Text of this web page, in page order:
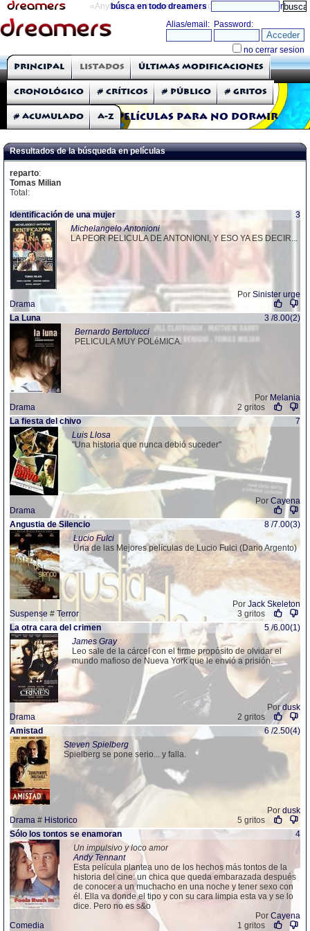
«Anything can happen and it probably will» directorio
búsca en todo dreamers
THE DREAMERS
Críticas: Películas
Películas para no dormir
Principal Listados Últimas modificaciones
Cronológico # Críticos # Público # Gritos
# Acumulado A-Z
Resultados de la búsqueda en películas
reparto:
Tomas Milian
Total:
Identificación de una mujer
3
Michelangelo Antonioni
LA PEOR PELICULA DE ANTONIONI, Y ESO YA ES DECIR...
Por Sinister urge
Drama
La Luna
3 /8.00(2)
Bernardo Bertolucci
PELICULA MUY POLéMICA.
Por Melania
Drama
2 gritos
La fiesta del chivo
7
Luis Llosa
"Una historia que nunca debió suceder"
Por Cayena
Drama
Angustia de Silencio
8 /7.00(3)
Lucio Fulci
Una de las Mejores películas de Lucio Fulci (Dario Argento)
Por Jack Skeleton
Suspense # Terror
3 gritos
La otra cara del crimen
5 /6.00(1)
James Gray
Leo sale de la cárcel con el firme propósito de olvidar el
mundo mafioso de Nueva York que le envió a prisión.
Pordusk
Drama
2 gritos
Amistad
6 /2.50(4)
Steven Spielberg
Spielberg se pone serio... y falla.
Por dusk
Drama # Historico
5 gritos
Sólo los tontos se enamoran
4
Un impulsivo y loco amor
Andy Tennant
Esta película plantea uno de los hechos más tontos de la
historia del cine: un chica que queda embarazada después
de conocer a un muchacho en una noche y tener sexo con
él. Ella va donde el tipo y con su cara limpia esta va y se lo
dice. Pero no es s&o
Por Cayena
Comedia
1 gritos